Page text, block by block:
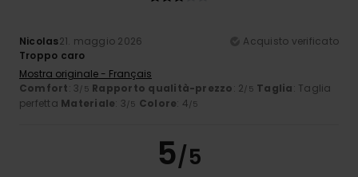
Nicolas21. maggio 2026
Acquisto verificato
Troppo caro
Mostra originale - Français
Comfort: 3/5 Rapporto qualità-prezzo: 2/5 Taglia: Taglia
perfetta Materiale: 3/5 Colore: 4/5
5/5